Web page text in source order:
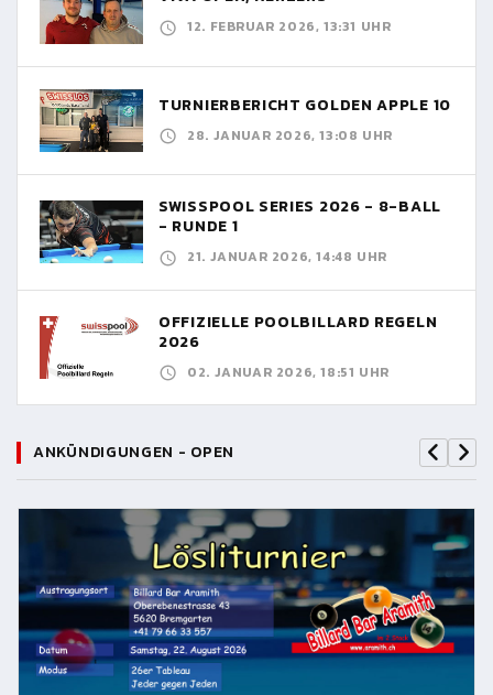
12. FEBRUAR 2026, 13:31 UHR
TURNIERBERICHT GOLDEN APPLE 10
28. JANUAR 2026, 13:08 UHR
SWISSPOOL SERIES 2026 - 8-BALL
- RUNDE 1
21. JANUAR 2026, 14:48 UHR
OFFIZIELLE POOLBILLARD REGELN
2026
02. JANUAR 2026, 18:51 UHR
ANKÜNDIGUNGEN - OPEN